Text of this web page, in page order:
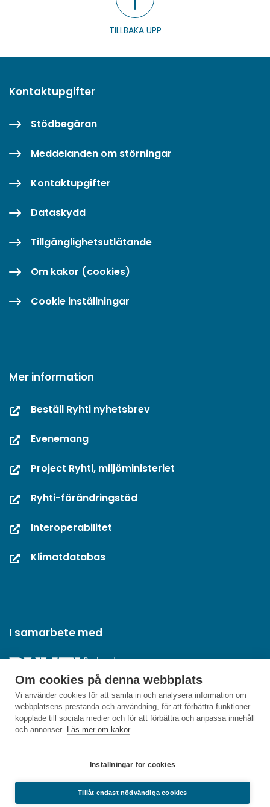
Om cookies på denna webbplats
Vi använder cookies för att samla in och analysera information om
webbplatsens prestanda och användning, för att förbättra funktioner
kopplade till sociala medier och för att förbättra och anpassa innehåll
och annonser. Läs mer om kakor
Inställningar för cookies
Tillåt endast nödvändiga cookies
TILLBAKA UPP
Kontaktupgifter
Stödbegäran
Meddelanden om störningar
Kontaktupgifter
Dataskydd
Tillgänglighetsutlåtande
Om kakor (cookies)
Cookie inställningar
Mer information
Beställ Ryhti nyhetsbrev
Evenemang
Project Ryhti, miljöministeriet
Ryhti-förändringstöd
Interoperabilitet
Klimatdatabas
I samarbete med